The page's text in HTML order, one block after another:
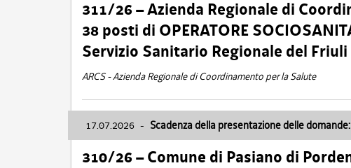
311/26 – Azienda Regionale di
38 posti di OPERATORE
Servizio Sanitario Regionale del Friuli
ARCS - Azienda Regionale di Coordinamento per la Salute
17.07.2026 - Scadenza della presentazione delle
310/26 – Comune di Pasiano di